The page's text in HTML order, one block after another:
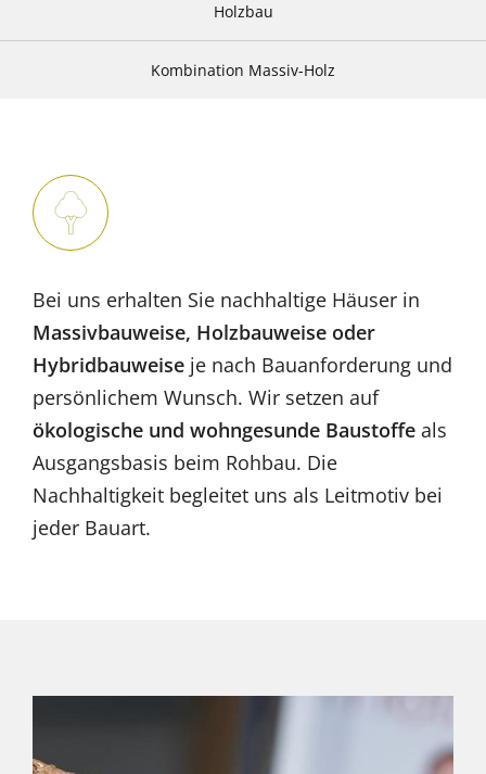
Holzbau
Kombination Massiv-Holz
Bei uns erhalten Sie nachhaltige Häuser in
Massivbauweise, Holzbauweise oder
Hybridbauweise je nach Bauanforderung und
persönlichem Wunsch. Wir setzen auf
ökologische und wohngesunde Baustoffe als
Ausgangsbasis beim Rohbau. Die
Nachhaltigkeit begleitet uns als Leitmotiv bei
jeder Bauart.